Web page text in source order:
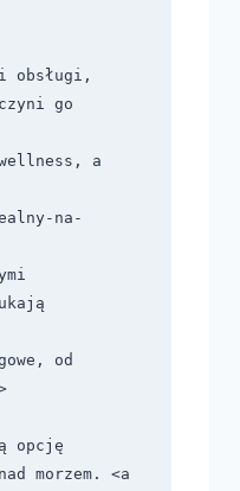
obsługi,
go
a
na-
od
opcję
morzem. <a